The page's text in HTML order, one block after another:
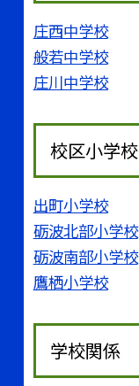
庄西中学校
般若中学校
庄川中学校
校区小学校
出町小学校
砺波北部小学校
砺波南部小学校
鷹栖小学校
学校関係